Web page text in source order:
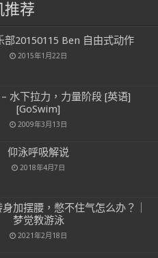
推荐
部20150115 Ben 自由式动作
2015年1月22日
水下拉力，力量阶段 [英语]
[GoSwim]
2009年3月13日
仰泳呼吸解说
2018年4月7日
身加摆腰，憋不住气怎么办？｜
梦觉教游泳
2021年2月18日